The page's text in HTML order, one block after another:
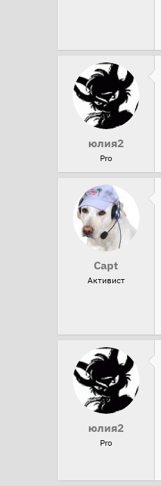
юлия2
Pro
Capt
Активист
юлия2
Pro